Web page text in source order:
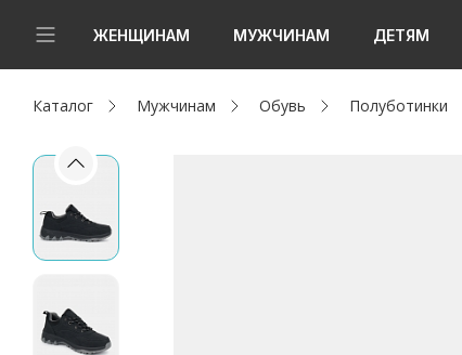
ЖЕНЩИНАМ МУЖЧИНАМ ДЕТЯМ
Новинки
Женщинам
Мужчинам
Капсула
Каталог Мужчинам Обувь Полуботинки